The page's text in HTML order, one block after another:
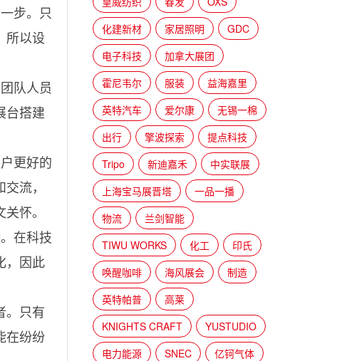
步。只
所以设
队人员
台搭建
更好的
流，
怀。
在科技
，因此
。只有
在纷纷
化建新材
家居照明
GDC
电子科技
加拿大展团
霍尼韦尔
服装
益海嘉里
英特汽车
爱尔康
无锡一棉
出行
擎波探索
提点科技
Tripo
新迪嘉禾
中实联展
上海宝马展晋塔
一品一播
物流
兰剑智能
TIWU WORKS
化工
印氏
唤醒咖啡
海风展会
制造
英特帕普
高莱
KNIGHTS CRAFT
YUSTUDIO
电力能源
SNEC
亿钶气体